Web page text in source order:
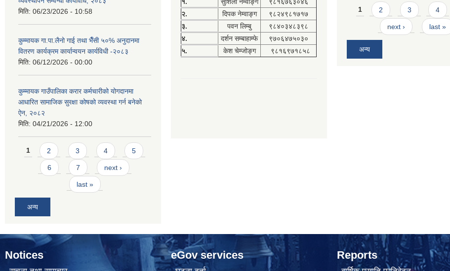
मिति: 06/23/2026 - 10:58
कुम्मायक गा.पा.लैनो गाई तथा भैँसी ५०% अनुदानमा
वितरण कार्यक्रम कार्यान्वयन कार्यविधी -२०८३
मिति: 06/12/2026 - 00:00
कुम्मायक गाउँपालिका करार कर्मचारीको योगदानमा
आधारित सामाजिक सुरक्षा कोषको व्यवस्था गर्न बनेको
ऐन, २०८२
मिति: 04/21/2026 - 12:00
Pages
1 2 3 4 5
6 7 next ›
last »
अन्य
२.
दिपक नेम्वाङ्ग
९८२४९८१७१७
३.
पवन लिम्बु
९८४०३४८३९८
४.
दर्शन सम्बाहाम्फे
९७०६४७५०३०
५.
केश चेम्जोङ्ग ९८१६९७१८५८
Pages
1 2 3 4
next › last »
अन्य
Notices eGov services Reports